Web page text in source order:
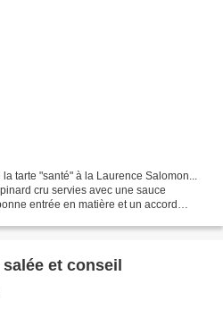
tarte "santé" à la Laurence Salomon...
cru servies avec une sauce
entrée en matière et un accord
et conseil